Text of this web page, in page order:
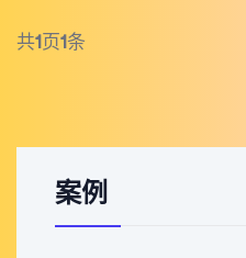
共1 页1条
案例